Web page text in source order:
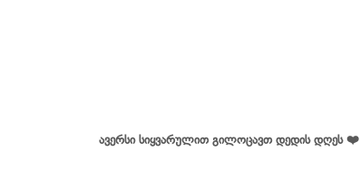
ავერსი სიყვარულით გილოცავთ დედის დღეს ❤️